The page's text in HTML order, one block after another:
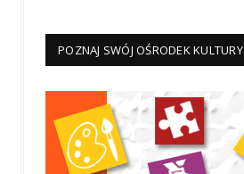
POZNAJ SWÓJ OŚRODEK KULTURY